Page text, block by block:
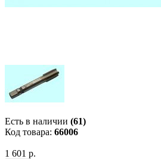
Есть в наличии (61)
Код товара: 66006
1 601 р.